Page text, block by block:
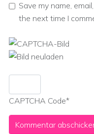
Save my name,
the next time I
CAPTCHA Code*